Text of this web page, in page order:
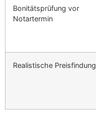
Bonitätsprüfung vor
Notartermin
Realistische Preisfindung